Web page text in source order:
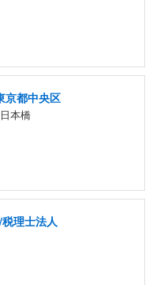
京都中央区
本橋
理士法人